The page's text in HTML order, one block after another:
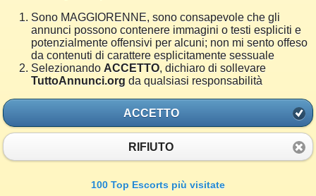
Sono MAGGIORENNE, sono consapevole che gli
annunci possono contenere immagini o testi espliciti e
potenzialmente offensivi per alcuni; non mi sento offeso
da contenuti di carattere esplicitamente sessuale
Selezionando ACCETTO, dichiaro di sollevare
TuttoAnnunci.org da qualsiasi responsabilità
ACCETTO
RIFIUTO
100 Top Escorts più visitate